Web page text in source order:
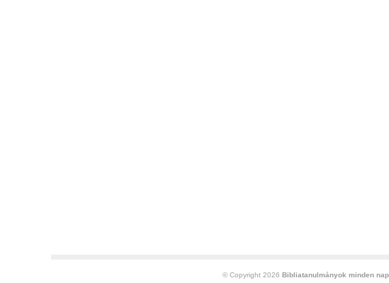
© Copyright 2026 Bibliatanulmányok minden